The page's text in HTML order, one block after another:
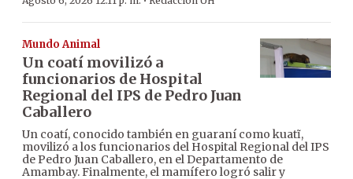
Mundo Animal
Un coatí movilizó a
funcionarios de Hospital
Regional del IPS de Pedro Juan
Caballero
Un coatí, conocido también en guaraní como kuatĩ,
movilizó a los funcionarios del Hospital Regional del IPS
de Pedro Juan Caballero, en el Departamento de
Amambay. Finalmente, el mamífero logró salir y